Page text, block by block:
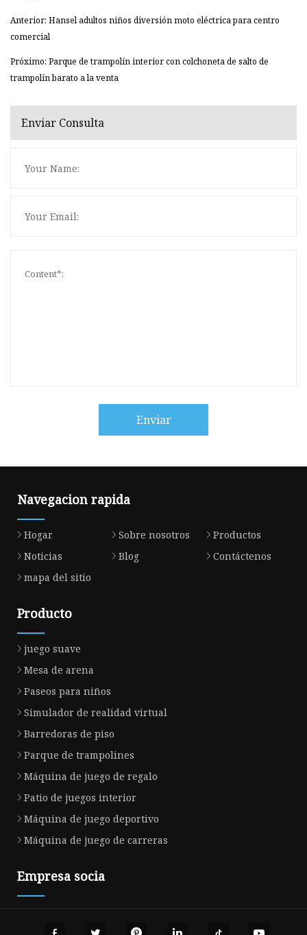
Anterior: Hansel adultos niños diversión moto eléctrica para centro
comercial
Próximo: Parque de trampolín interior con colchoneta de salto de
trampolín barato a la venta
Enviar Consulta
Enviar
Navegacion rapida
Hogar Sobre nosotros
Productos
Noticias
Blog
Contáctenos
mapa del sitio
Producto
juego suave
Mesa de arena
Paseos para niños
Simulador de realidad virtual
Barredoras de piso
Parque de trampolines
Máquina de juego de regalo
Patio de juegos interior
Máquina de juego deportivo
Máquina de juego de carreras
Empresa socia